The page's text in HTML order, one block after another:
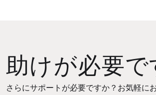
助けが必要で
さらにサポートが必要ですか？お気軽に